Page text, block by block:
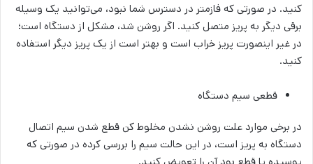
کنید. در صورتی که فازمتر در دسترس شما نبود، می‌توانید یک وسیله
برقی دیگر به پریز متصل کنید. اگر روشن شد، مشکل از دستگاه است؛
در غیر اینصورت پریز خراب است و بهتر است از یک پریز دیگر استفاده
کنید.
قطعی سیم دستگاه
در برخی موارد علت روشن نشدن مخلوط کن قطع شدن سیم اتصال
دستگاه به پریز است، در این حالت سیم را بررسی کرده در صورتی که